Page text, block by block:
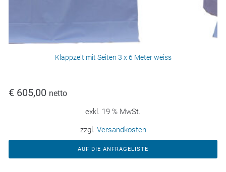
Klappzelt mit Seiten 3 x 6 Meter weiss
€ 605,00 netto
exkl. 19 % MwSt.
zzgl. Versandkosten
AUF DIE ANFRAGELISTE